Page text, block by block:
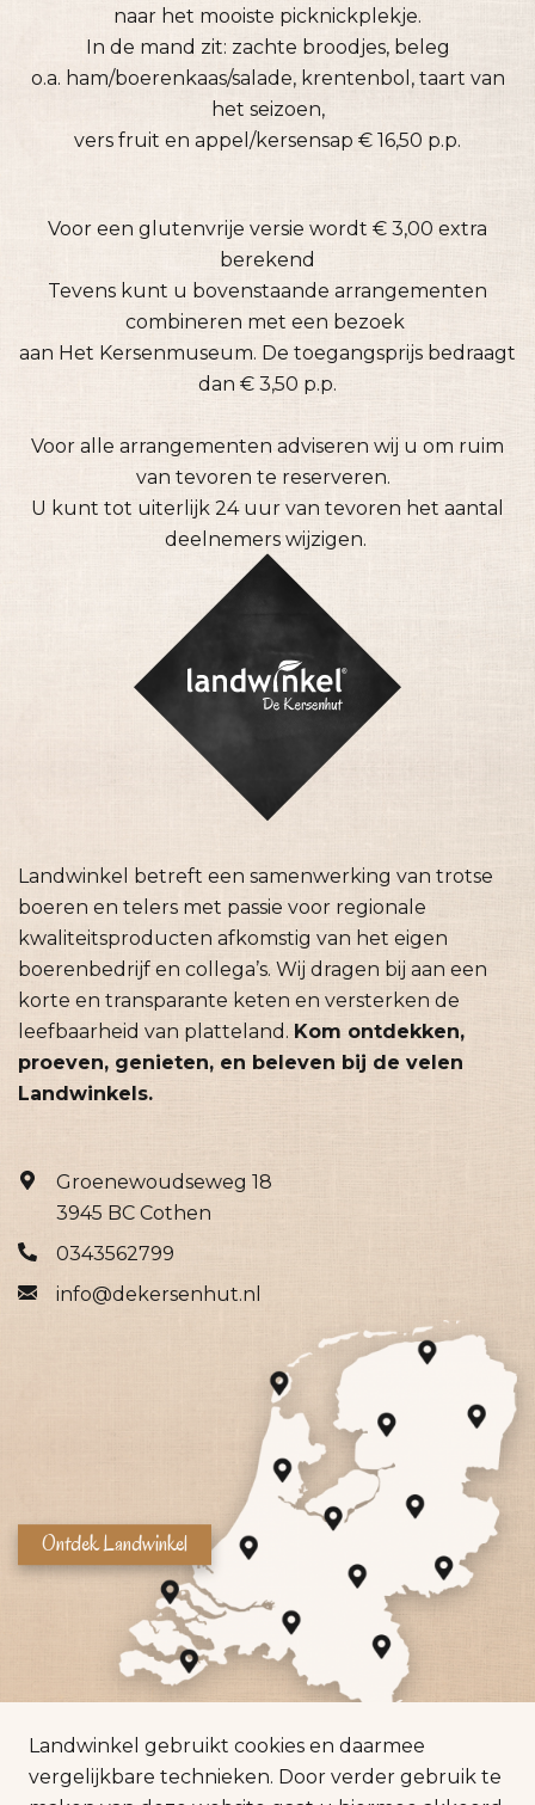
naar het mooiste picknickplekje.
In de mand zit: zachte broodjes, beleg
o.a. ham/boerenkaas/salade, krentenbol, taart van
het seizoen,
vers fruit en appel/kersensap € 16,50 p.p.
Voor een glutenvrije versie wordt € 3,00 extra
berekend
Tevens kunt u bovenstaande arrangementen
combineren met een bezoek
aan Het Kersenmuseum. De toegangsprijs bedraagt
dan € 3,50 p.p.
Voor alle arrangementen adviseren wij u om ruim
van tevoren te reserveren.
U kunt tot uiterlijk 24 uur van tevoren het aantal
deelnemers wijzigen.
Landwinkel betreft een samenwerking van trotse
boeren en telers met passie voor regionale
kwaliteitsproducten afkomstig van het eigen
boerenbedrijf en collega’s. Wij dragen bij aan een
korte en transparante keten en versterken de
leefbaarheid van platteland. Kom ontdekken,
proeven, genieten, en beleven bij de velen
Landwinkels.
Groenewoudseweg 18
3945 BC Cothen
0343562799
info@dekersenhut.nl
Ontdek Landwinkel
Landwinkel gebruikt cookies en daarmee
vergelijkbare technieken. Door verder gebruik te